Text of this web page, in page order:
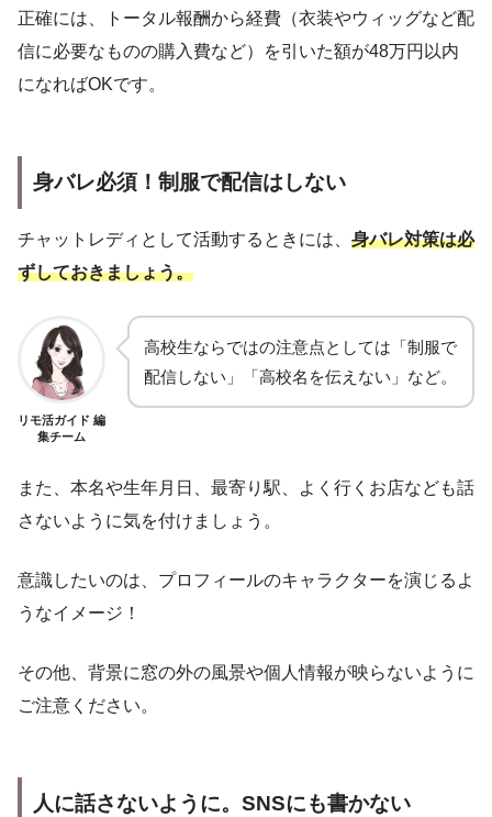
正確には、トータル報酬から経費（衣装やウィッグなど配
信に必要なものの購入費など）を引いた額が48万円以内
になればOKです。
身バレ必須！制服で配信はしない
チャットレディとして活動するときには、 身バレ対策は必
ずしておきましょう。
リモ活ガイド 編
集チーム
高校生ならではの注意点としては「制服で
配信しない」「高校名を伝えない」など。
また、本名や生年月日、最寄り駅、よく行くお店なども話
さないように気を付けましょう。
意識したいのは、プロフィールのキャラクターを演じるよ
うなイメージ！
その他、背景に窓の外の風景や個人情報が映らないように
ご注意ください。
人に話さないように。SNSにも書かない